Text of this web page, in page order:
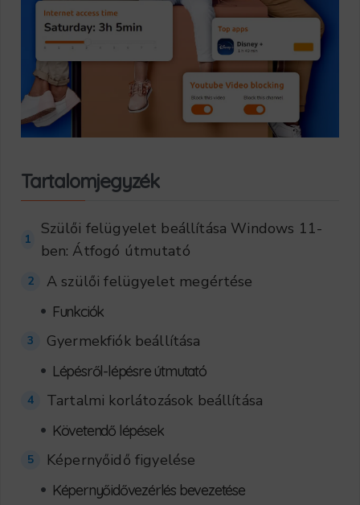
Tartalomjegyzék
1
Szülői felügyelet beállítása Windows 11-
ben: Átfogó útmutató
2 A szülői felügyelet megértése
• Funkciók
3 Gyermekfiók beállítása
• Lépésről-lépésre útmutató
4 Tartalmi korlátozások beállítása
• Követendő lépések
5 Képernyőidő figyelése
• Képernyőidővezérlés bevezetése